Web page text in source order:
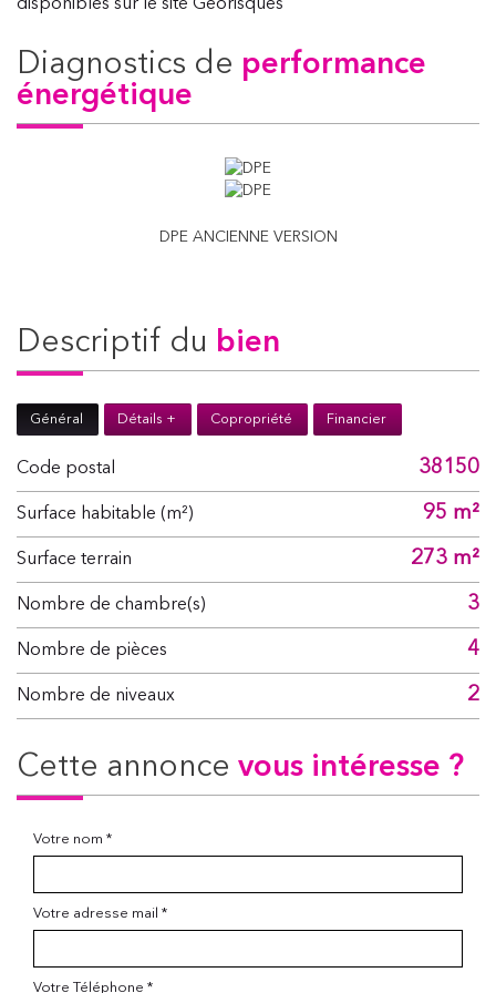
disponibles sur le site Géorisques
diagnostics de performance
énergétique
DPE ANCIENNE VERSION
descriptif du bien
Général Détails + Copropriété Financier
Code postal 38150
Surface habitable (m²) 95 m²
surface terrain 273 m²
Nombre de chambre(s) 3
Nombre de pièces 4
Nombre de niveaux 2
cette annonce vous intéresse ?
Votre nom *
Votre adresse mail *
Votre Téléphone *